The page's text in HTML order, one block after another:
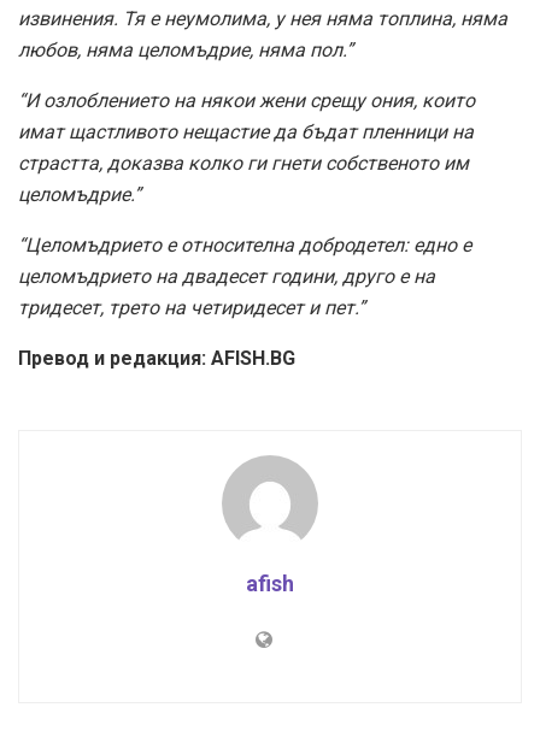
извинения. Тя е неумолима, у нея няма топлина, няма
любов, няма целомъдрие, няма пол.”
“И озлоблението на някои жени срещу ония, които
имат щастливото нещастие да бъдат пленници на
страстта, доказва колко ги гнети собственото им
целомъдрие.”
“Целомъдрието е относителна добродетел: едно е
целомъдрието на двадесет години, друго е на
тридесет, трето на четиридесет и пет.”
Превод и редакция: AFISH.BG
afish